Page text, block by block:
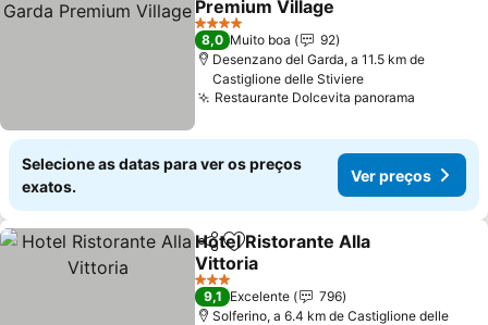
Premium Village
4 Estrelas
8,0 Muito boa
92
Desenzano del Garda, a 11.5 km de
Castiglione delle Stiviere
Restaurante Dolcevita panorama
Selecione as datas para ver os preços
exatos.
Ver preços
PartilharAdicionar aos favoritos
Hotel Ristorante Alla
Vittoria
3 Estrelas
9,1 Excelente
796
Solferino, a 6.4 km de Castiglione delle